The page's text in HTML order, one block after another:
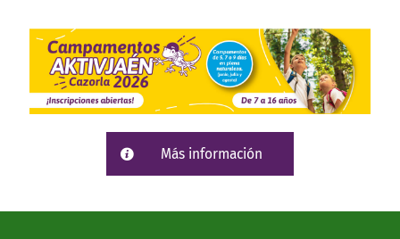
Más información